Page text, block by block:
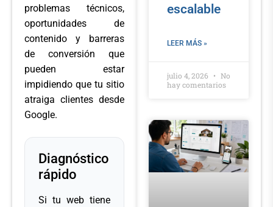
problemas técnicos,
oportunidades de
contenido y barreras
de conversión que
pueden estar
impidiendo que tu sitio
atraiga clientes desde
Google.
Diagnóstico
rápido
Si tu web tiene
escalable
LEER MÁS »
julio 4, 2026
No
hay comentarios